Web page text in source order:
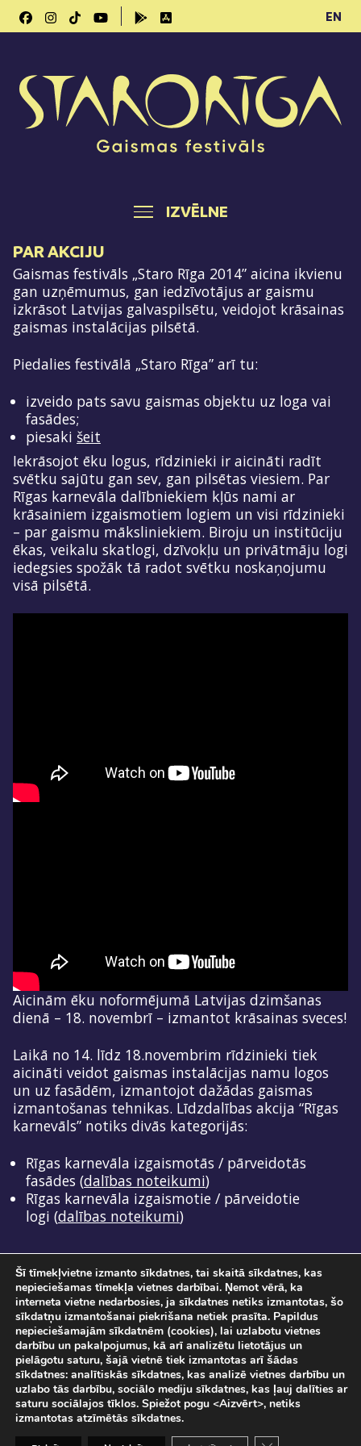
EN
IZVĒLNE
PAR AKCIJU
Gaismas festivāls „Staro Rīga 2014” aicina ikvienu
gan uzņēmumus, gan iedzīvotājus ar gaismu
izkrāsot Latvijas galvaspilsētu, veidojot krāsainas
gaismas instalācijas pilsētā.
Piedalies festivālā „Staro Rīga” arī tu:
izveido pats savu gaismas objektu uz loga vai
fasādes;
piesaki šeit
Iekrāsojot ēku logus, rīdzinieki ir aicināti radīt
svētku sajūtu gan sev, gan pilsētas viesiem. Par
Rīgas karnevāla dalībniekiem kļūs nami ar
krāsainiem izgaismotiem logiem un visi rīdzinieki
– par gaismu māksliniekiem. Biroju un institūciju
ēkas, veikalu skatlogi, dzīvokļu un privātmāju logi
iedegsies spožāk tā radot svētku noskaņojumu
visā pilsētā.
Aicinām ēku noformējumā Latvijas dzimšanas
dienā – 18. novembrī – izmantot krāsainas sveces!
Laikā no 14. līdz 18.novembrim rīdzinieki tiek
aicināti veidot gaismas instalācijas namu logos
un uz fasādēm, izmantojot dažādas gaismas
izmantošanas tehnikas. Līdzdalības akcija “Rīgas
karnevāls” notiks divās kategorijās:
Rīgas karnevāla izgaismotās / pārveidotās
fasādes (dalības noteikumi)
Rīgas karnevāla izgaismotie / pārveidotie
logi (dalības noteikumi)
Pasākuma norise tiks fotografēta un filmēta. Ar savu ierašanos pasākumā, Jūs
sniedzat piekrišanu savu personas datu apstrādei.
Sadarbībā arSIA "DATATEKS"
© Staro Rīga 2026
Šī tīmekļvietne izmanto sīkdatnes, tai skaitā sīkdatnes, kas
nepieciešamas tīmekļa vietnes darbībai. Ņemot vērā, ka
interneta vietne nedarbosies, ja sīkdatnes netiks izmantotas, šo
sīkdatņu izmantošanai piekrišana netiek prasīta. Papildus
nepieciešamajām sīkdatnēm (cookies), lai uzlabotu vietnes
darbību un pakalpojumus, kā arī analizētu lietotājus un
pielāgotu saturu, šajā vietnē tiek izmantotas arī šādas
sīkdatnes: analītiskās sīkdatnes, kas analizē vietnes darbību un
uzlabo tās darbību, sociālo mediju sīkdatnes, kas ļauj dalīties ar
saturu sociālajos tīklos. Spiežot pogu <Aizvērt>, netiks
izmantotas atzīmētās sīkdatnes.